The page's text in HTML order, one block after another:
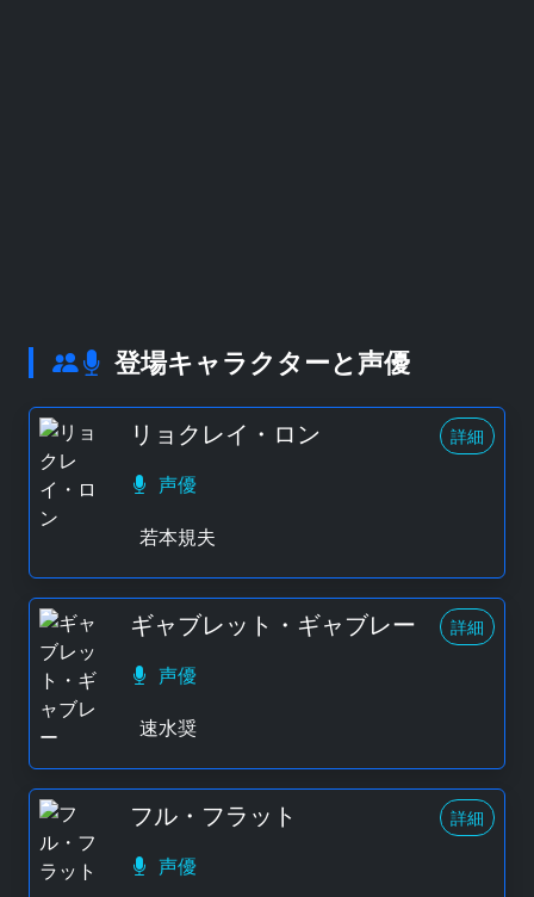
登場キャラクターと声優
リョクレイ・ロン 詳細
声優
若本規夫
ギャブレット・ギャブレー 詳細
声優
速水奨
フル・フラット 詳細
声優